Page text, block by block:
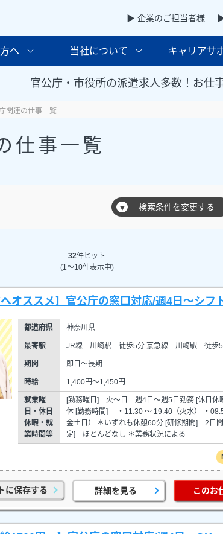
▶ 企業のご担当者様
へ 当社について キャリアサ
官公庁・市役所の派遣求人多数！お仕
関連の仕事一覧
仕事一覧
▼ 検索条件を変更する
32件ヒット
(1～10件表示中)
へオススメ】官公庁の窓口対応/週4日～シフ
都道府県 神奈川県
最寄駅 JR線 川崎駅 徒歩5分 京急線 川崎駅 徒歩
期間 即日～長期
時給 1,400円～1,450円
就業曜
日・休日
休暇・就
業時間等
[勤務曜日] 火～日 週4日～週5日勤務 [休日休
休 [勤務時間] ・11:30 ～ 19:40（火水） ・
金土日） ＊いずれも休憩60分 [研修期間] 2日
定] ほとんどなし ＊業務状況による
に保存する 詳細を見る このお